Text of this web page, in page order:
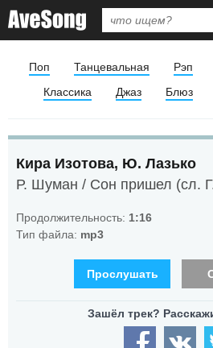
Поп Танцевальная Рэп
Классика
Джаз Блюз
Кира Изотова, Ю. Лазько
Р. Шуман / Сон пришел (сл.
Продолжительность: 1:16
Тип файла: mp3
Прослушать